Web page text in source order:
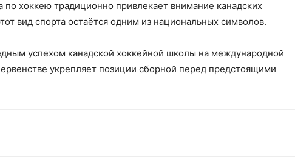
по хоккею традиционно привлекает внимание канадских
вид спорта остаётся одним из национальных символов.
успехом канадской хоккейной школы на международной
укрепляет позиции сборной перед предстоящими